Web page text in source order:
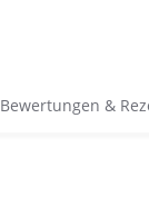
Bewertungen &